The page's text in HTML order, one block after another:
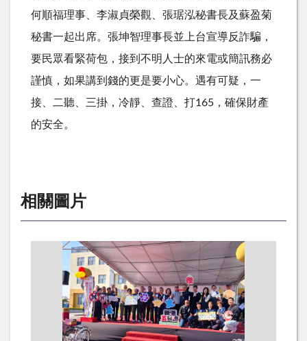
何順福理事、李淑貞榮觀、張琚泓秘書長及蘇盈菊
秘書一起出席。張坤智理事長並上台宣導反詐騙，
要民眾看緊荷包，接到不明人士的來電或簡訊務必
謹慎，如果講到錢的更是要小心。遇有可疑，一
接、二聽、三掛，冷靜、查證、打165 ，確保財產
的安全。
相關圖片